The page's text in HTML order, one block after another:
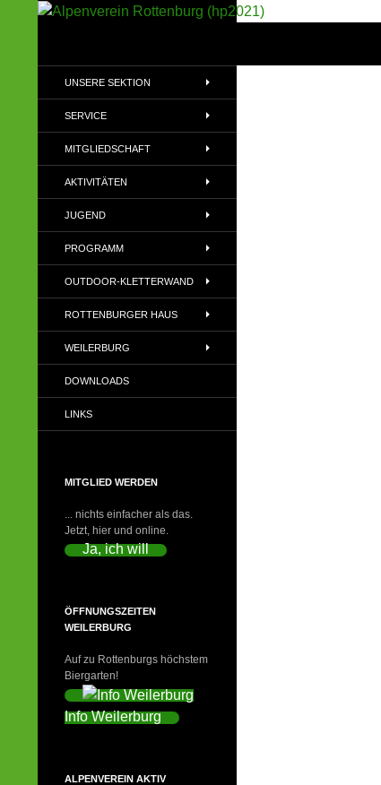
(DAV)
UNSERE SEKTION
SERVICE
MITGLIEDSCHAFT
AKTIVITÄTEN
JUGEND
PROGRAMM
OUTDOOR-KLETTERWAND
ROTTENBURGER HAUS
WEILERBURG
DOWNLOADS
LINKS
MITGLIED WERDEN
... nichts einfacher als das.
Jetzt, hier und online.
Ja, ich will
ÖFFNUNGSZEITEN
WEILERBURG
Auf zu Rottenburgs höchstem
Biergarten!
Info Weilerburg
ALPENVEREIN AKTIV